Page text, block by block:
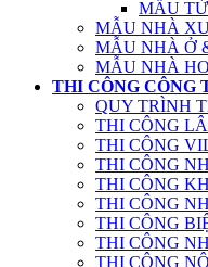
MẪU
MẪU NHÀ
MẪU NHÀ Ở
MẪU NHÀ
THI CÔNG CÔNG
QUY TRÌNH
THI CÔNG
THI CÔNG
THI CÔNG
THI CÔNG
THI CÔNG
THI CÔNG
THI CÔNG
THI CÔNG